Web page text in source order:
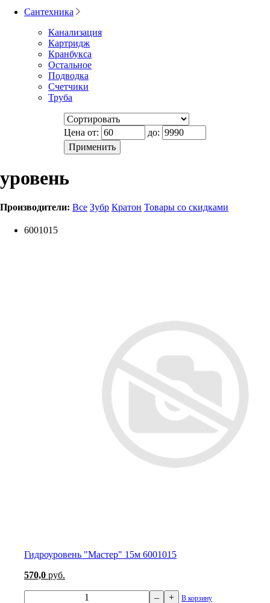
Сантехника
Канализация
Картридж
Кранбукса
Остальное
Подводка
Счетчики
Труба
Цена от: до:
уровень
Производители: Все Зубр Кратон Товары со скидками
6001015
Гидроуровень "Мастер" 15м 6001015
570,0 руб.
– + В корзину